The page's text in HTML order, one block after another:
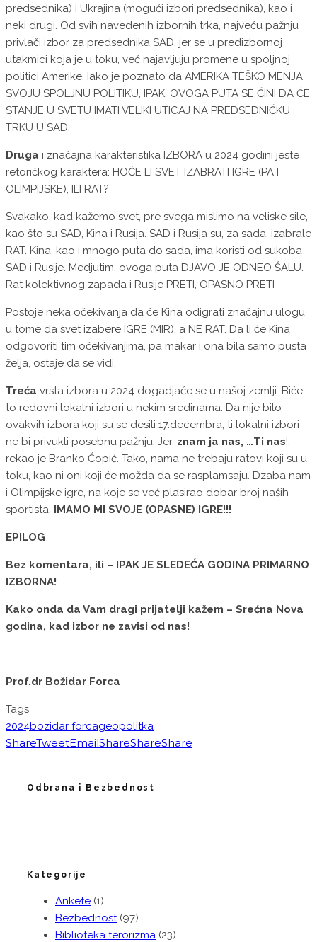
predsednika) i Ukrajina (mogući izbori predsednika), kao i
neki drugi. Od svih navedenih izbornih trka, najveću pažnju
privlači izbor za predsednika SAD, jer se u predizbornoj
utakmici koja je u toku, već najavljuju promene u spoljnoj
politici Amerike. Iako je poznato da AMERIKA TEŠKO MENJA
SVOJU SPOLJNU POLITIKU, IPAK, OVOGA PUTA SE ČINI DA ĆE
STANJE U SVETU IMATI VELIKI UTICAJ NA PREDSEDNIČKU
TRKU U SAD.
Druga i značajna karakteristika IZBORA u 2024 godini jeste
retoričkog karaktera: HOĆE LI SVET IZABRATI IGRE (PA I
OLIMPIJSKE), ILI RAT?
Svakako, kad kažemo svet, pre svega mislimo na veliske sile,
kao što su SAD, Kina i Rusija. SAD i Rusija su, za sada, izabrale
RAT. Kina, kao i mnogo puta do sada, ima koristi od sukoba
SAD i Rusije. Medjutim, ovoga puta DJAVO JE ODNEO ŠALU.
Rat kolektivnog zapada i Rusije PRETI, OPASNO PRETI
Postoje neka očekivanja da će Kina odigrati značajnu ulogu
u tome da svet izabere IGRE (MIR), a NE RAT. Da li će Kina
odgovoriti tim očekivanjima, pa makar i ona bila samo pusta
želja, ostaje da se vidi.
Treća vrsta izbora u 2024 dogadjaće se u našoj zemlji. Biće
to redovni lokalni izbori u nekim sredinama. Da nije bilo
ovakvih izbora koji su se desili 17.decembra, ti lokalni izbori
ne bi privukli posebnu pažnju. Jer, znam ja nas, …Ti nas!,
rekao je Branko Ćopić. Tako, nama ne trebaju ratovi koji su u
toku, kao ni oni koji će možda da se rasplamsaju. Dzaba nam
i Olimpijske igre, na koje se već plasirao dobar broj naših
sportista. IMAMO MI SVOJE (OPASNE) IGRE!!!
EPILOG
Bez komentara, ili – IPAK JE SLEDEĆA GODINA PRIMARNO
IZBORNA!
Kako onda da Vam dragi prijatelji kažem – Srećna Nova
godina, kad izbor ne zavisi od nas!
Prof.dr Božidar Forca
Tags
2024bozidar forcageopolitka
ShareTweetEmailShareShareShare
Odbrana i Bezbednost
Kategorije
Ankete (1)
Bezbednost(97)
Biblioteka terorizma (23)